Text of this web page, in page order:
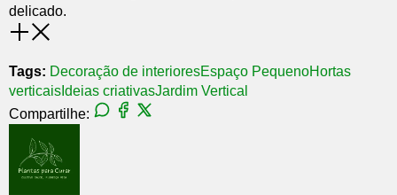
delicado.
Tags: Decoração de interioresEspaço PequenoHortas
verticais Ideias criativasJardim Vertical
Compartilhe: